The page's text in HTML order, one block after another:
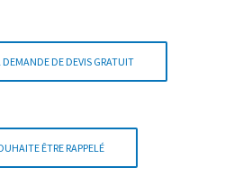
DEMANDE DE DEVIS GRATUIT
ÊTRE RAPPELÉ